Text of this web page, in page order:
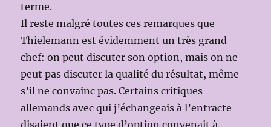
terme.
Il reste malgré toutes ces remarques que
Thielemann est évidemment un très grand
chef: on peut discuter son option, mais on ne
peut pas discuter la qualité du résultat, même
s’il ne convainc pas. Certains critiques
allemands avec qui j’échangeais à l’entracte